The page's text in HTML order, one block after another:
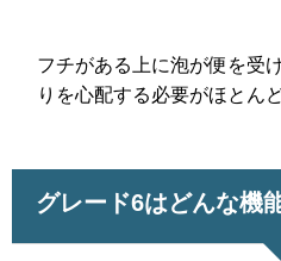
フチがある上に泡が便を受
りを心配する必要がほとん
グレード6はどんな機